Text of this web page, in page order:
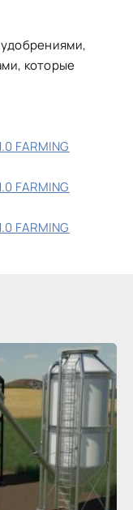
которые
FARMING
FARMING
FARMING